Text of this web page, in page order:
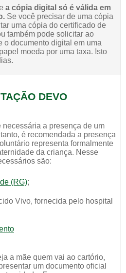
a cópia digital só é válida em
Se você precisar de uma cópia
uma cópia do certificado de
também pode solicitar ao
o documento digital em uma
moeda por uma taxa. Isto
DEVO
necessária a presença de um
é recomendada a presença
representa formalmente
da criança. Nesse
são:
(RG);
Vivo, fornecida pelo hospital
a mãe quem vai ao cartório,
um documento oficial